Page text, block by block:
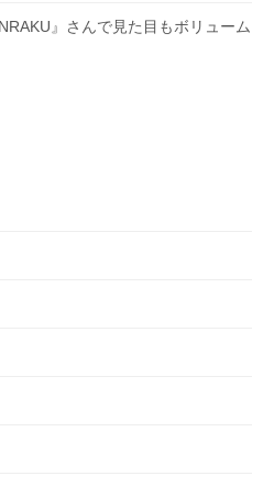
』さんで見た目もボリューム